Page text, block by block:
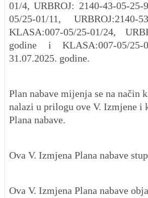
01/4, URBROJ: 2140-43-05-
05/25-01/11,
KLASA:007-05/25-01/24,
godine i KLASA:007-05/25-
31.07.2025. godine.
Plan nabave mijenja se na način
nalazi u prilogu ove V. Izmjene i
Plana nabave.
Ova V. Izmjena Plana nabave
Ova V. Izmjena Plana nabave